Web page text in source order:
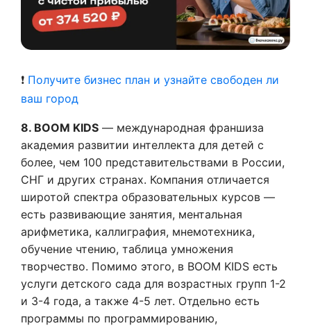
❗ Получите бизнес план и узнайте свободен ли
ваш город
8. BOOM KIDS — международная франшиза
академия развитии интеллекта для детей с
более, чем 100 представительствами в России,
СНГ и других странах. Компания отличается
широтой спектра образовательных курсов —
есть развивающие занятия, ментальная
арифметика, каллиграфия, мнемотехника,
обучение чтению, таблица умножения
творчество. Помимо этого, в BOOM KIDS есть
услуги детского сада для возрастных групп 1-2
и 3-4 года, а также 4-5 лет. Отдельно есть
программы по программированию,